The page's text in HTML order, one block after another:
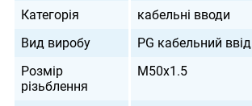
Категорія
кабельні вводи
Вид виробу
PG кабельний ввід
Розмір
різьблення
М50х1.5